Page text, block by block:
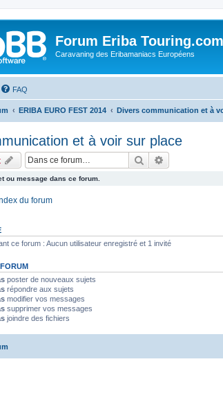
Forum Eriba Touring.com
Caravaning des Eribamaniacs Européens
FAQ
ERIBA EURO FEST 2014 Divers communication et à
et à voir sur place
Rechercher
ou message dans ce forum.
du forum
ce forum : Aucun utilisateur enregistré et 1 invité
poster de nouveaux sujets
répondre aux sujets
modifier vos messages
supprimer vos messages
joindre des fichiers